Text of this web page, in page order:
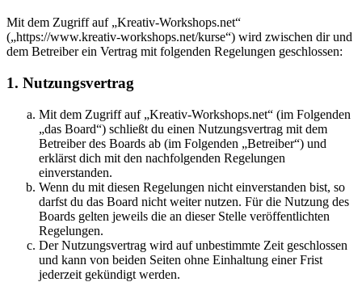
Mit dem Zugriff auf „Kreativ-Workshops.net“
(„https://www.kreativ-workshops.net/kurse“) wird zwischen dir und
dem Betreiber ein Vertrag mit folgenden Regelungen geschlossen:
1. Nutzungsvertrag
Mit dem Zugriff auf „Kreativ-Workshops.net“ (im Folgenden
„das Board“) schließt du einen Nutzungsvertrag mit dem
Betreiber des Boards ab (im Folgenden „Betreiber“) und
erklärst dich mit den nachfolgenden Regelungen
einverstanden.
Wenn du mit diesen Regelungen nicht einverstanden bist, so
darfst du das Board nicht weiter nutzen. Für die Nutzung des
Boards gelten jeweils die an dieser Stelle veröffentlichten
Regelungen.
Der Nutzungsvertrag wird auf unbestimmte Zeit geschlossen
und kann von beiden Seiten ohne Einhaltung einer Frist
jederzeit gekündigt werden.